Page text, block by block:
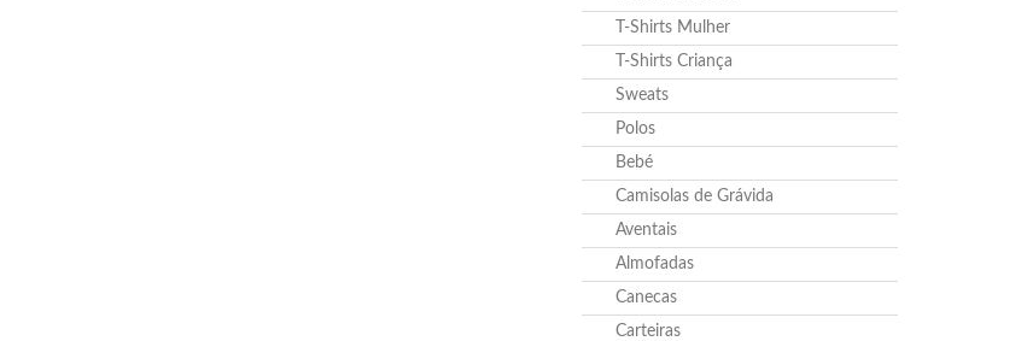
T-Shirts Mulher
T-Shirts Criança
Sweats
Polos
Bebé
Camisolas de Grávida
Aventais
Almofadas
Canecas
Carteiras